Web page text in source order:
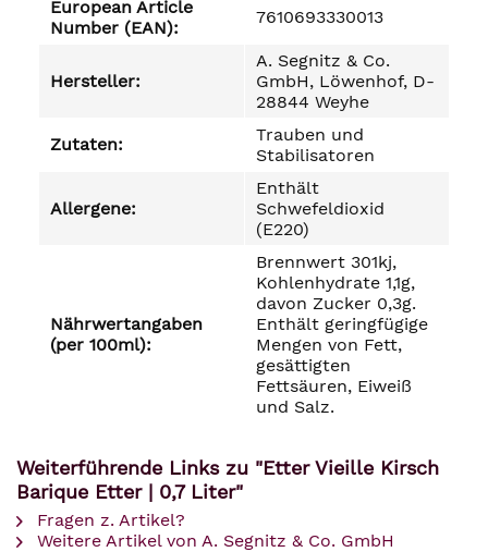
European Article
Number (EAN):
7610693330013
Hersteller:
A. Segnitz & Co.
GmbH, Löwenhof, D-
28844 Weyhe
Zutaten:
Trauben und
Stabilisatoren
Allergene:
Enthält
Schwefeldioxid
(E220)
Nährwertangaben
(per 100ml):
Brennwert 301kj,
Kohlenhydrate 1,1g,
davon Zucker 0,3g.
Enthält geringfügige
Mengen von Fett,
gesättigten
Fettsäuren, Eiweiß
und Salz.
Weiterführende Links zu "Etter Vieille Kirsch
Barique Etter | 0,7 Liter"
Fragen z. Artikel?
Weitere Artikel von A. Segnitz & Co. GmbH